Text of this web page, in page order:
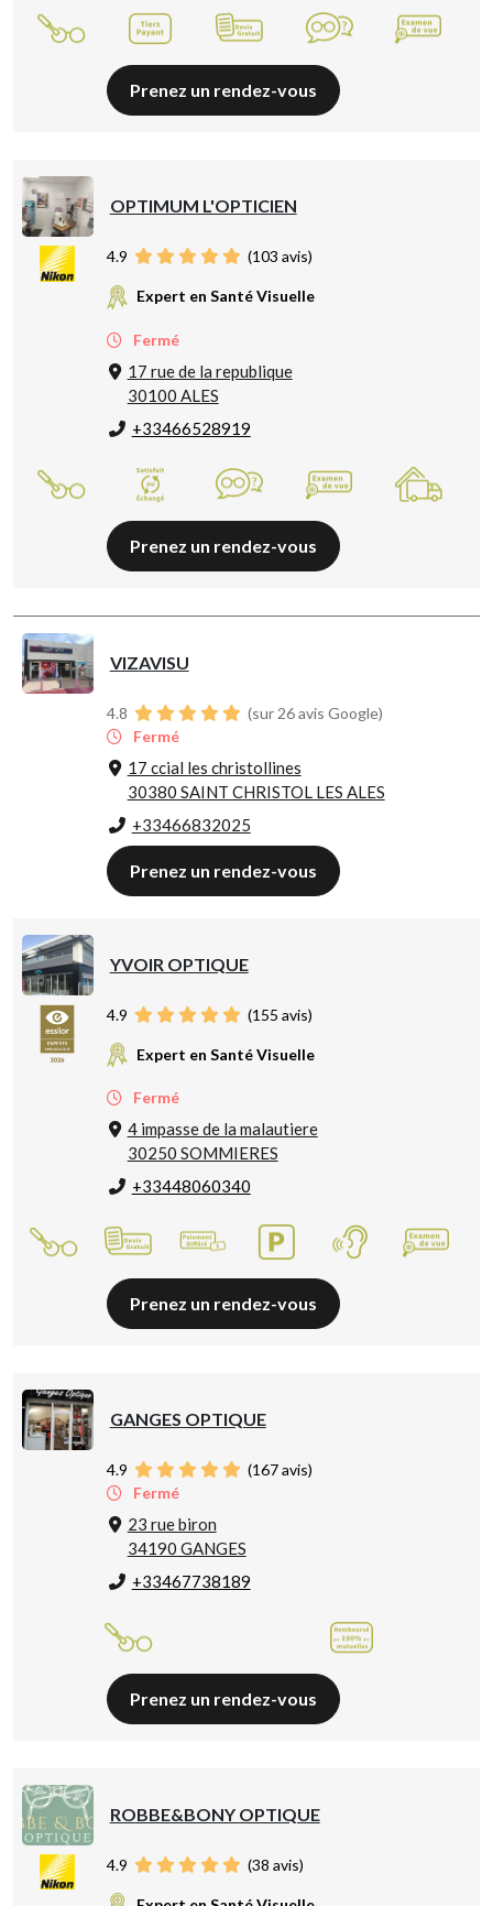
Prenez un rendez-vous
OPTIMUM L'OPTICIEN
4.9 (103 avis)
Expert en Santé Visuelle
Fermé
17 rue de la republique
30100 ALES
+33466528919
Prenez un rendez-vous
VIZAVISU
4.8
(sur 26 avis Google)
Fermé
17 ccial les christollines
30380 SAINT CHRISTOL LES ALES
+33466832025
Prenez un rendez-vous
YVOIR OPTIQUE
4.9 (155 avis)
Expert en Santé Visuelle
Fermé
4 impasse de la malautiere
30250 SOMMIERES
+33448060340
Prenez un rendez-vous
GANGES OPTIQUE
4.9 (167avis)
Fermé
23 rue biron
34190 GANGES
+33467738189
Prenez un rendez-vous
ROBBE&BONY OPTIQUE
4.9 (38 avis)